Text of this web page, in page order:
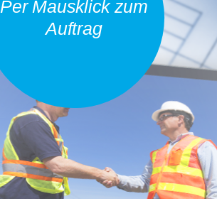
Per Mausklick zum
Auftrag